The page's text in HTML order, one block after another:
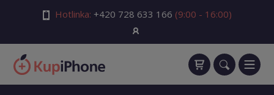
Hotlinka: +420 728 633 166 (9:00 - 16:00)